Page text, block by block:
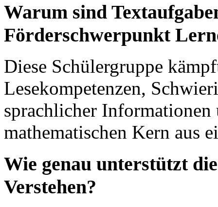
Warum sind
Förderschwerpunkt
Diese Schülergruppe
Lesekompetenzen,
sprachlicher Informationen
mathematischen Kern aus
Wie genau unterstützt
Verstehen?